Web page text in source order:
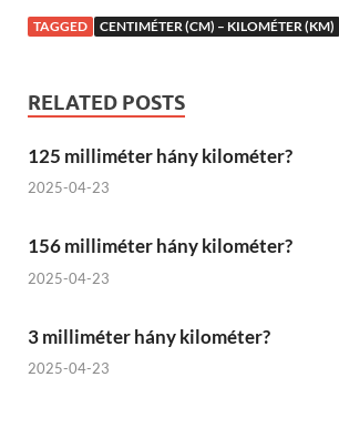
TAGGED CENTIMÉTER (CM) – KILOMÉTER (KM)
RELATED POSTS
125 milliméter hány kilométer?
2025-04-23
156 milliméter hány kilométer?
2025-04-23
3 milliméter hány kilométer?
2025-04-23